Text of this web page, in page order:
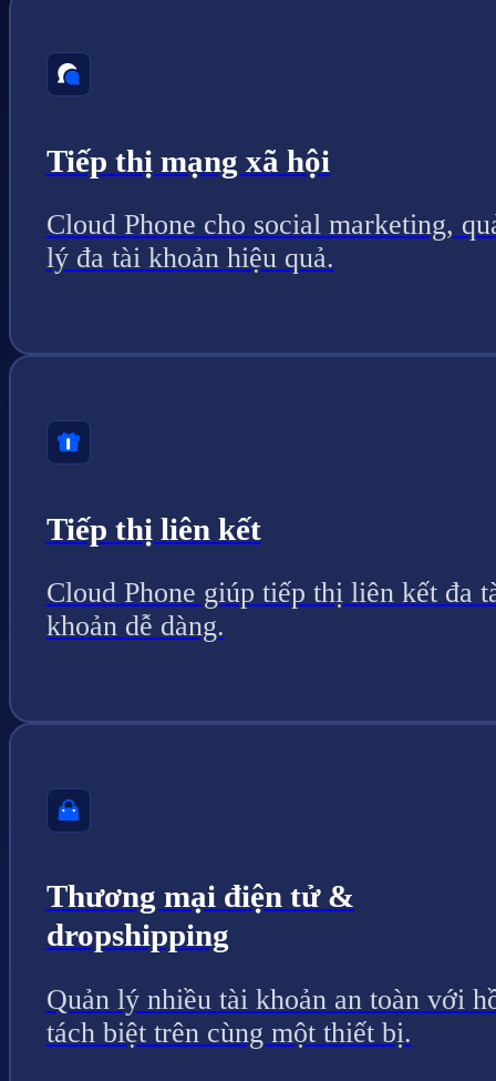
Tiếp thị mạng xã hội
Cloud Phone cho social marketing,
lý đa tài khoản hiệu quả.
Tiếp thị liên kết
Cloud Phone giúp tiếp thị liên kết đa
khoản dễ dàng.
Thương mại điện tử &
dropshipping
Quản lý nhiều tài khoản an toàn với
tách biệt trên cùng một thiết bị.